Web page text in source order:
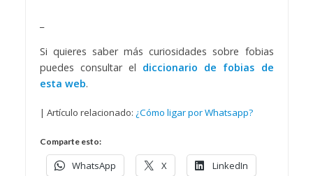
Si quieres saber más curiosidades sobre fobias
puedes consultar el diccionario de fobias de
esta web.
| Artículo relacionado: ¿Cómo ligar por Whatsapp?
Comparte esto:
WhatsApp X LinkedIn